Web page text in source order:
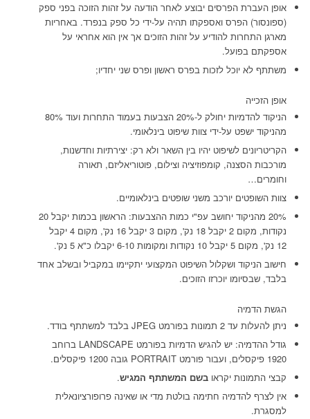
אופן העברת הפרסים יבוצע לאחר הודעה על זהות הזוכה בפני ספק
(ספונסור) הפרס ואספקתו תהיה על-ידי כל ספק בנפרד. באחריות
מארגן התחרות להודיע על זהות הזוכים אך אין הוא אחראי על
אספקתם בפועל.
משתתף לא יוכל לזכות בפרס ראשון ופרס שני יחדיו;
אופן הזכייה
הניקוד להדמיות יחולק ל-20% הצבעות בעמוד התחרות ועוד 80%
מהניקוד ישפט על-ידי צוות שיפוט בינלאומי.
הקריטריונים לשיפוט יהיו בין השאר ולא רק: יצירתיות וחדשנות,
מורכבות הסצנה, קומפוזיציה וצילום, פוטוריאליזם, תאורה
וחומרים…
צוות השופטים יורכב משני שופטים בינלאומיים.
20% מהניקוד יחושב עפ"י כמות ההצבעות: הראשון בכמות יקבל 20
נקודות, מקום 2 יקבל 18 נק', מקום 3 יקבל 16 נק', מקום 4 יקבל
12 נק', מקום 5 יקבל 10 נקודות ומקומות 6-10 יקבלו כ"א 5 נק'.
חישוב הניקוד ושקלול השיפוט המקצועי יתקיימו במקביל ובשלב אחד
בלבד, שבסיומו יוכרזו הזוכים.
הגשת הדמיה
ניתן להעלות עד 2 תמונות בפורמט JPEG בלבד למשתתף בודד.
גודל ההדמיה: יש להגיש הדמיות בפורמט LANDSCAPE ברוחב
1920 פיקסלים, ועבור פורמט PORTRAIT גובה 1200 פיקסלים.
קבצי התמונות יקראו בשם המשתתף המגיש.
אין לצרף להדמיה חתימה בולטת מדי או שאינה פרופורציונאלית
למסגרת.